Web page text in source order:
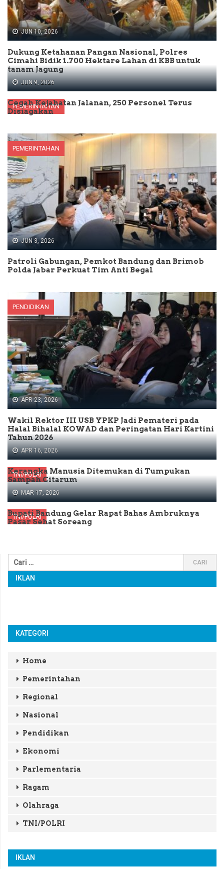
JUN 10, 2026
Dukung Ketahanan Pangan Nasional, Polres
Cimahi Bidik 1.700 Hektare Lahan di KBB untuk
tanam Jagung
PEMERINTAHAN
JUN 9, 2026
Cegah Kejahatan Jalanan, 250 Personel Terus
Disiagakan
PEMERINTAHAN
JUN 3, 2026
Patroli Gabungan, Pemkot Bandung dan Brimob
Polda Jabar Perkuat Tim Anti Begal
PENDIDIKAN
APR 23, 2026
Wakil Rektor III USB YPKP Jadi Pemateri pada
Halal Bihalal KOWAD dan Peringatan Hari Kartini
Tahun 2026
TNI/POLRI
APR 16, 2026
Kerangka Manusia Ditemukan di Tumpukan
Sampah Citarum
TNI/POLRI
MAR 17, 2026
Bupati Bandung Gelar Rapat Bahas Ambruknya
Pasar Sehat Soreang
IKLAN
KATEGORI
Home
Pemerintahan
Regional
Nasional
Pendidikan
Ekonomi
Parlementaria
Ragam
Olahraga
TNI/POLRI
IKLAN